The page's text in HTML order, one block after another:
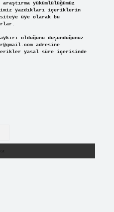
yükümlülüğümüz
yazdıkları içeriklerin
üye olarak bu
olduğunu düşündüğünüz
adresine
yasal süre içerisinde